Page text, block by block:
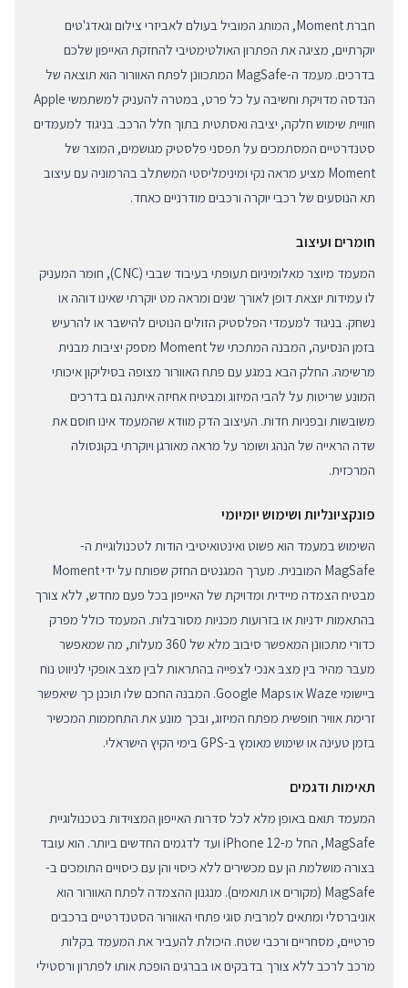
חברת Moment, המותג המוביל בעולם לאביזרי צילום וגאדג'טים
יוקרתיים, מציגה את הפתרון האולטימטיבי להחזקת האייפון שלכם
בדרכים. מעמד ה-MagSafe המתכוונן לפתח האוורור הוא תוצאה של
הנדסה מדויקת וחשיבה על כל פרט, במטרה להעניק למשתמשי Apple
חוויית שימוש חלקה, יציבה ואסתטית בתוך חלל הרכב. בניגוד למעמדים
סטנדרטיים המסתמכים על תפסני פלסטיק מגושמים, המוצר של
Moment מציע מראה נקי ומינימליסטי המשתלב בהרמוניה עם עיצוב
תא הנוסעים של רכבי יוקרה ורכבים מודרניים כאחד.
חומרים ועיצוב
המעמד מיוצר מאלומיניום תעופתי בעיבוד שבבי (CNC), חומר המעניק
לו עמידות יוצאת דופן לאורך שנים ומראה מט יוקרתי שאינו דוהה או
נשחק. בניגוד למעמדי הפלסטיק הזולים הנוטים להישבר או להרעיש
בזמן הנסיעה, המבנה המתכתי של Moment מספק יציבות מבנית
מרשימה. החלק הבא במגע עם פתח האוורור מצופה בסיליקון איכותי
המונע שריטות על להבי המיזוג ומבטיח אחיזה איתנה גם בדרכים
משובשות ובפניות חדות. העיצוב הדק מוודא שהמעמד אינו חוסם את
שדה הראייה של הנהג ושומר על מראה מאורגן ויוקרתי בקונסולה
המרכזית.
פונקציונליות ושימוש יומיומי
השימוש במעמד הוא פשוט ואינטואיטיבי הודות לטכנולוגיית ה-
MagSafe המובנית. מערך המגנטים החזק שפותח על ידי Moment
מבטיח הצמדה מיידית ומדויקת של האייפון בכל פעם מחדש, ללא צורך
בהתאמות ידניות או בזרועות מכניות מסורבלות. המעמד כולל מפרק
כדורי מתכוונן המאפשר סיבוב מלא של 360 מעלות, מה שמאפשר
מעבר מהיר בין מצב אנכי לצפייה בהתראות לבין מצב אופקי לניווט נוח
ביישומי Waze או Google Maps. המבנה החכם שלו תוכנן כך שיאפשר
זרימת אוויר חופשית מפתח המיזוג, ובכך מונע את התחממות המכשיר
בזמן טעינה או שימוש מאומץ ב-GPS בימי הקיץ הישראלי.
תאימות ודגמים
המעמד תואם באופן מלא לכל סדרות האייפון המצוידות בטכנולוגיית
MagSafe, החל מ-iPhone 12 ועד לדגמים החדשים ביותר. הוא עובד
בצורה מושלמת הן עם מכשירים ללא כיסוי והן עם כיסויים התומכים ב-
MagSafe (מקורים או תואמים). מנגנון ההצמדה לפתח האוורור הוא
אוניברסלי ומתאים למרבית סוגי פתחי האוורור הסטנדרטיים ברכבים
פרטיים, מסחריים ורכבי שטח. היכולת להעביר את המעמד בקלות
מרכב לרכב ללא צורך בדבקים או בברגים הופכת אותו לפתרון ורסטילי